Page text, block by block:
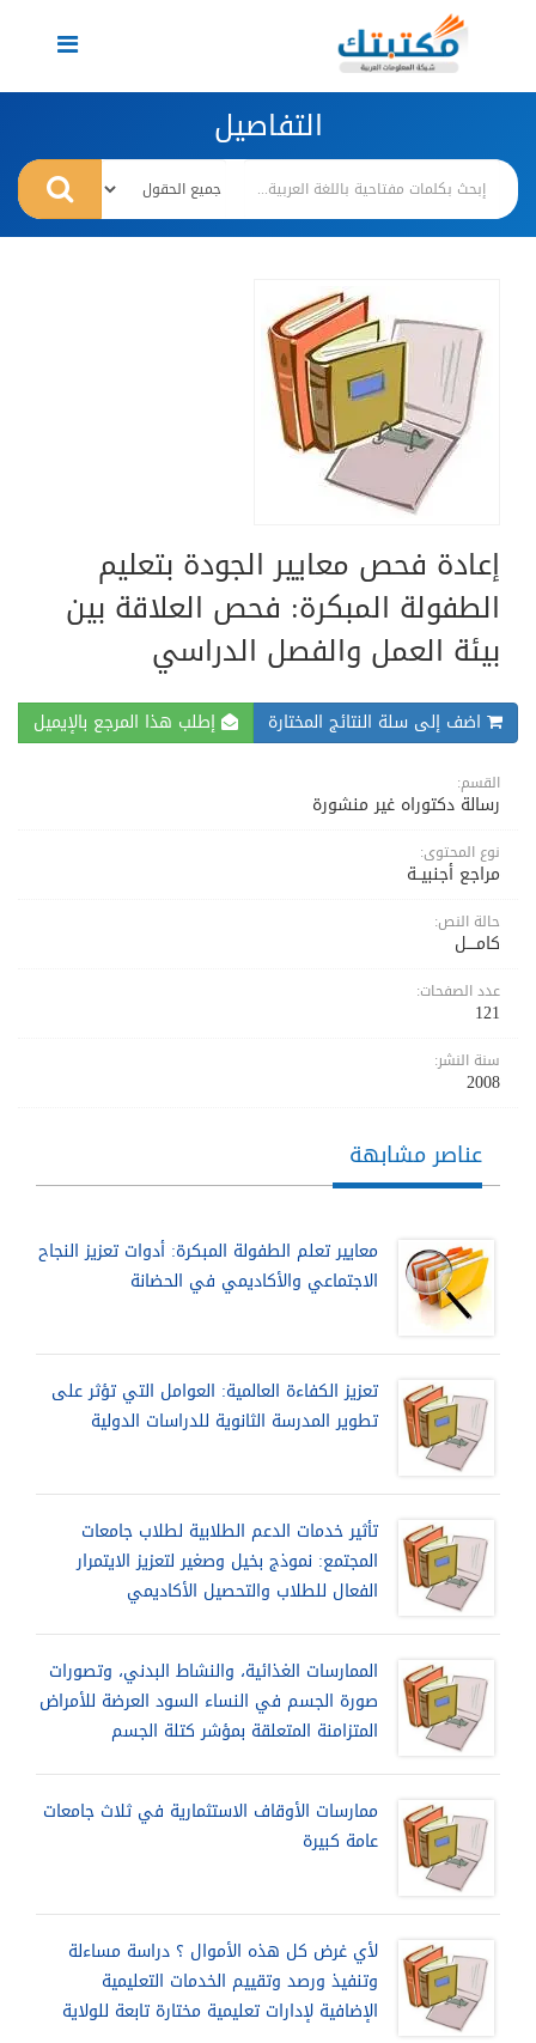
Toggle
navigation
التفاصيل
إعادة فحص معايير الجودة بتعليم
الطفولة المبكرة: فحص العلاقة بين
بيئة العمل والفصل الدراسي
اضف إلى سلة النتائج المختارة إطلب هذا المرجع بالإيميل
القسم:
رسالة دكتوراه غير منشورة
نوع المحتوى:
مراجع أجنبيــة
حالة النص:
كامــــل
عدد الصفحات:
121
سنة النشر:
2008
عناصر مشابهة
معايير تعلم الطفولة المبكرة: أدوات تعزيز النجاح
الاجتماعي والأكاديمي في الحضانة
تعزيز الكفاءة العالمية: العوامل التي تؤثر على
تطوير المدرسة الثانوية للدراسات الدولية
تأثير خدمات الدعم الطلابية لطلاب جامعات
المجتمع: نموذج بخيل وصغير لتعزيز الايتمرار
الفعال للطلاب والتحصيل الأكاديمي
الممارسات الغذائية، والنشاط البدني، وتصورات
صورة الجسم في النساء السود العرضة للأمراض
المتزامنة المتعلقة بمؤشر كتلة الجسم
ممارسات الأوقاف الاستثمارية في ثلاث جامعات
عامة كبيرة
لأي غرض كل هذه الأموال ؟ دراسة مساءلة
وتنفيذ ورصد وتقييم الخدمات التعليمية
الإضافية لإدارات تعليمية مختارة تابعة للولاية